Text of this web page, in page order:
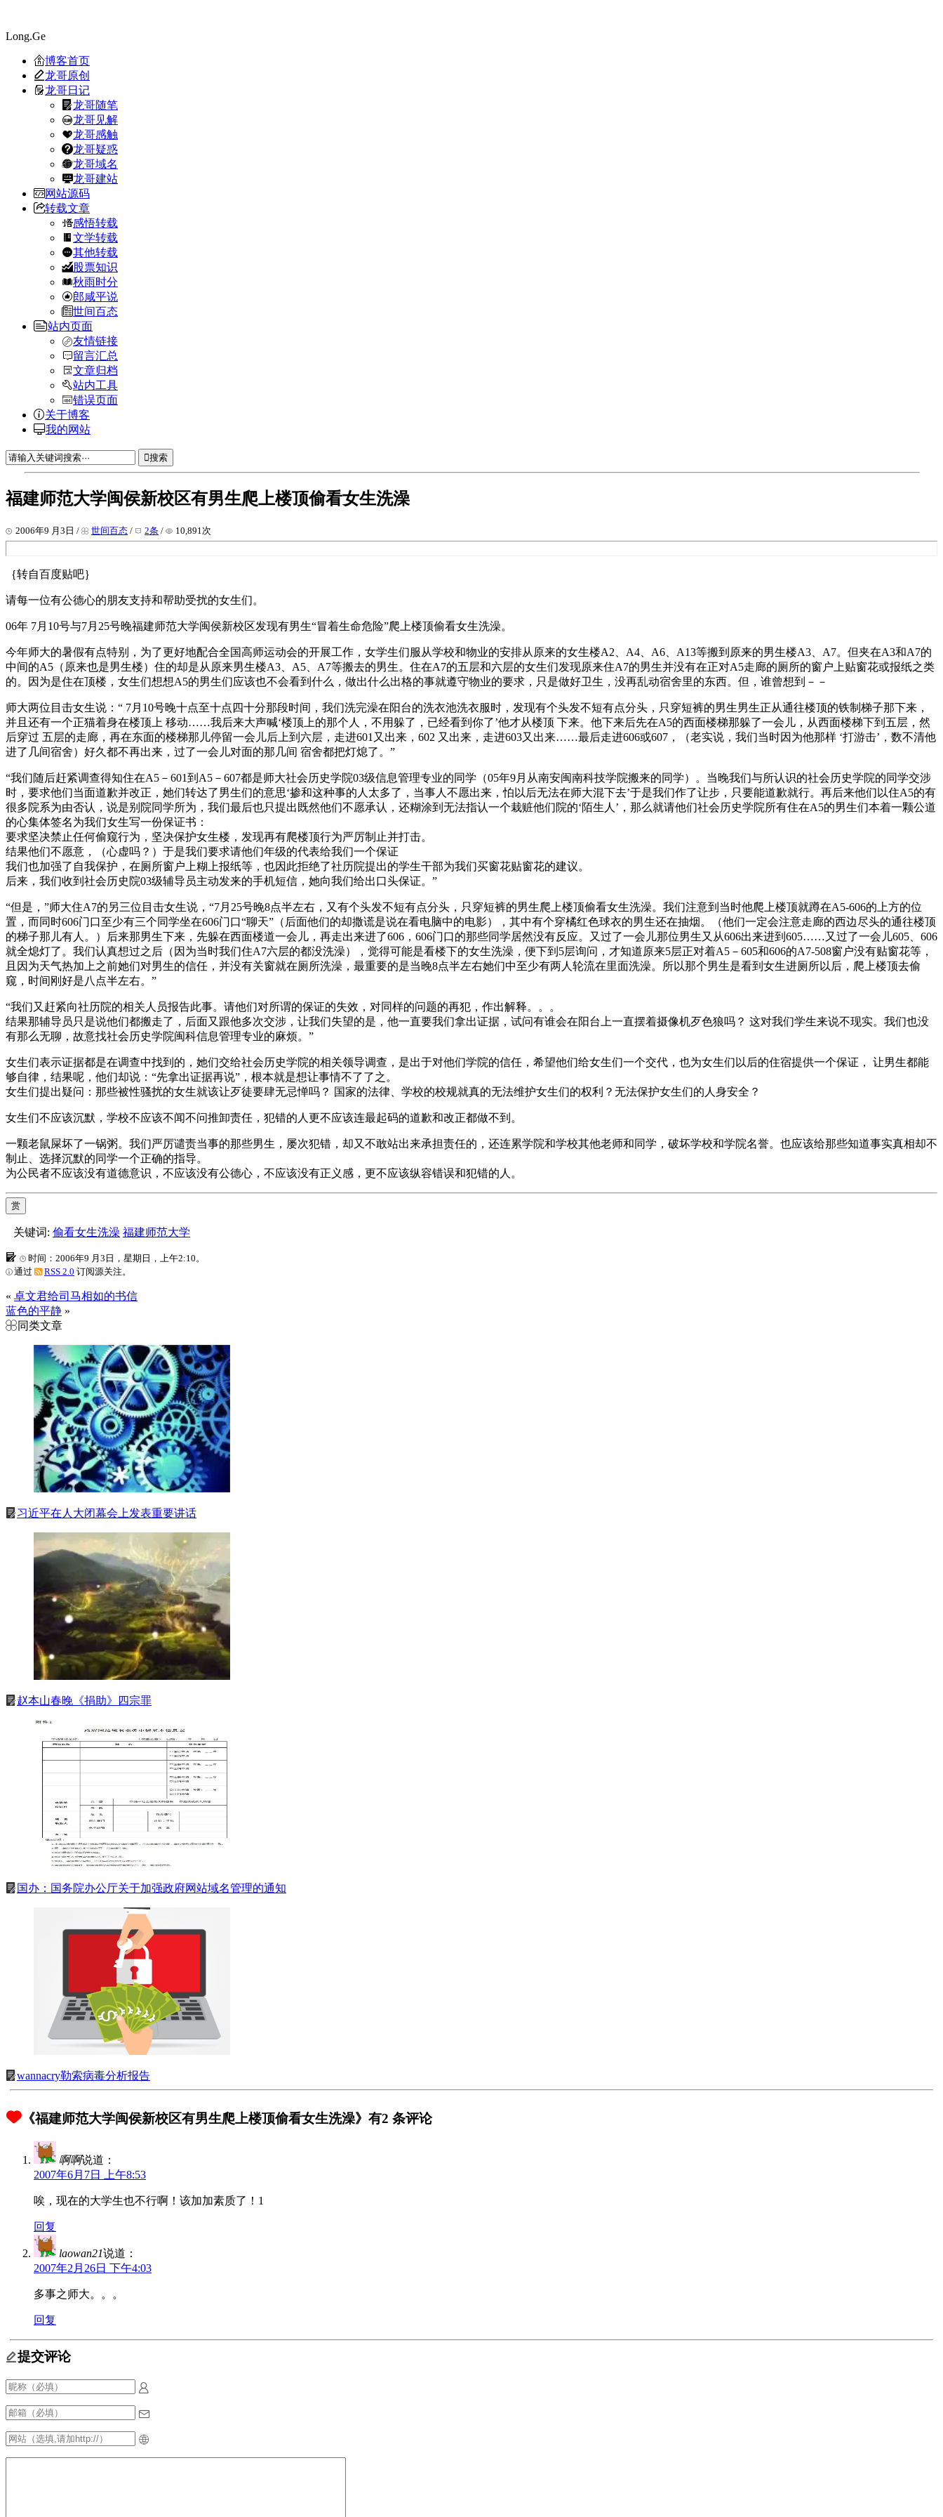
Long.Ge
博客首页
龙哥原创
龙哥日记
龙哥随笔
龙哥见解
龙哥感触
龙哥疑惑
龙哥域名
龙哥建站
网站源码
转载文章
感悟转载
文学转载
其他转载
股票知识
秋雨时分
郎咸平说
世间百态
站内页面
友情链接
留言汇总
文章归档
站内工具
错误页面
关于博客
我的网站
搜索
福建师范大学闽侯新校区有男生爬上楼顶偷看女生洗澡
2006年9 月3日 / 世间百态 / 2条 / 10,891次
｛转自百度贴吧｝
请每一位有公德心的朋友支持和帮助受扰的女生们。
06年 7月10号与7月25号晚福建师范大学闽侯新校区发现有男生“冒着生命危险”爬上楼顶偷看女生洗澡。
今年师大的暑假有点特别，为了更好地配合全国高师运动会的开展工作，女学生们服从学校和物业的安排从原来的女生楼A2、A4、A6、A13等搬到原来的男生楼A3、A7。但夹在A3和A7的
中间的A5（原来也是男生楼）住的却是从原来男生楼A3、A5、A7等搬去的男生。住在A7的五层和六层的女生们发现原来住A7的男生并没有在正对A5走廊的厕所的窗户上贴窗花或报纸之类
的。因为是住在顶楼，女生们想想A5的男生们应该也不会看到什么，做出什么出格的事就遵守物业的要求，只是做好卫生，没再乱动宿舍里的东西。但，谁曾想到－－
师大两位目击女生说：“ 7月10号晚十点至十点四十分那段时间，我们洗完澡在阳台的洗衣池洗衣服时，发现有个头发不短有点分头，只穿短裤的男生男生正从通往楼顶的铁制梯子那下来，
并且还有一个正猫着身在楼顶上 移动……我后来大声喊‘楼顶上的那个人，不用躲了，已经看到你了’他才从楼顶 下来。他下来后先在A5的西面楼梯那躲了一会儿，从西面楼梯下到五层，然
后穿过 五层的走廊，再在东面的楼梯那儿停留一会儿后上到六层，走进601又出来，602 又出来，走进603又出来……最后走进606或607，（老实说，我们当时因为他那样 ‘打游击’，数不清他
进了几间宿舍）好久都不再出来，过了一会儿对面的那几间 宿舍都把灯熄了。”
“我们随后赶紧调查得知住在A5－601到A5－607都是师大社会历史学院03级信息管理专业的同学（05年9月从南安闽南科技学院搬来的同学）。当晚我们与所认识的社会历史学院的同学交涉
时，要求他们当面道歉并改正，她们转达了男生们的意思‘掺和这种事的人太多了，当事人不愿出来，怕以后无法在师大混下去’于是我们作了让步，只要能道歉就行。再后来他们以住A5的有
很多院系为由否认，说是别院同学所为，我们最后也只提出既然他们不愿承认，还糊涂到无法指认一个栽赃他们院的‘陌生人’，那么就请他们社会历史学院所有住在A5的男生们本着一颗公道
的心集体签名为我们女生写一份保证书：
要求坚决禁止任何偷窥行为，坚决保护女生楼，发现再有爬楼顶行为严厉制止并打击。
结果他们不愿意，（心虚吗？）于是我们要求请他们年级的代表给我们一个保证
我们也加强了自我保护，在厕所窗户上糊上报纸等，也因此拒绝了社历院提出的学生干部为我们买窗花贴窗花的建议。
后来，我们收到社会历史院03级辅导员主动发来的手机短信，她向我们给出口头保证。”
“但是，”师大住A7的另三位目击女生说，“7月25号晚8点半左右，又有个头发不短有点分头，只穿短裤的男生爬上楼顶偷看女生洗澡。我们注意到当时他爬上楼顶就蹲在A5-606的上方的位
置，而同时606门口至少有三个同学坐在606门口“聊天”（后面他们的却撒谎是说在看电脑中的电影），其中有个穿橘红色球衣的男生还在抽烟。（他们一定会注意走廊的西边尽头的通往楼顶
的梯子那儿有人。）后来那男生下来，先躲在西面楼道一会儿，再走出来进了606，606门口的那些同学居然没有反应。又过了一会儿那位男生又从606出来进到605……又过了一会儿605、606
就全熄灯了。我们认真想过之后（因为当时我们住A7六层的都没洗澡），觉得可能是看楼下的女生洗澡，便下到5层询问，才知道原来5层正对着A5－605和606的A7-508窗户没有贴窗花等，
且因为天气热加上之前她们对男生的信任，并没有关窗就在厕所洗澡，最重要的是当晚8点半左右她们中至少有两人轮流在里面洗澡。所以那个男生是看到女生进厕所以后，爬上楼顶去偷
窥，时间刚好是八点半左右。”
“我们又赶紧向社历院的相关人员报告此事。请他们对所谓的保证的失效，对同样的问题的再犯，作出解释。。。
结果那辅导员只是说他们都搬走了，后面又跟他多次交涉，让我们失望的是，他一直要我们拿出证据，试问有谁会在阳台上一直摆着摄像机歹色狼吗？ 这对我们学生来说不现实。我们也没
有那么无聊，故意找社会历史学院闽科信息管理专业的麻烦。”
女生们表示证据都是在调查中找到的，她们交给社会历史学院的相关领导调查，是出于对他们学院的信任，希望他们给女生们一个交代，也为女生们以后的住宿提供一个保证， 让男生都能
够自律，结果呢，他们却说：“先拿出证据再说”，根本就是想让事情不了了之。
女生们提出疑问：那些被性骚扰的女生就该让歹徒要肆无忌惮吗？ 国家的法律、学校的校规就真的无法维护女生们的权利？无法保护女生们的人身安全？
女生们不应该沉默，学校不应该不闻不问推卸责任，犯错的人更不应该连最起码的道歉和改正都做不到。
一颗老鼠屎坏了一锅粥。我们严厉谴责当事的那些男生，屡次犯错，却又不敢站出来承担责任的，还连累学院和学校其他老师和同学，破坏学校和学院名誉。也应该给那些知道事实真相却不
制止、选择沉默的同学一个正确的指导。
为公民者不应该没有道德意识，不应该没有公德心，不应该没有正义感，更不应该纵容错误和犯错的人。
赏
关键词: 偷看女生洗澡 福建师范大学
时间：2006年9 月3日，星期日，上午2:10。
通过
RSS 2.0 订阅源关注。
« 卓文君给司马相如的书信
蓝色的平静 »
《福建师范大学闽侯新校区有男生爬上楼顶偷看女生洗澡》有2 条评论
啊啊说道：
2007年6月7日 上午8:53
唉，现在的大学生也不行啊！该加加素质了！1
回复
laowan21说道：
2007年2月26日 下午4:03
多事之师大。。。
回复
提交评论
同类文章
习近平在人大闭幕会上发表重要讲话
赵本山春晚《捐助》四宗罪
国办：国务院办公厅关于加强政府网站域名管理的通知
wannacry勒索病毒分析报告